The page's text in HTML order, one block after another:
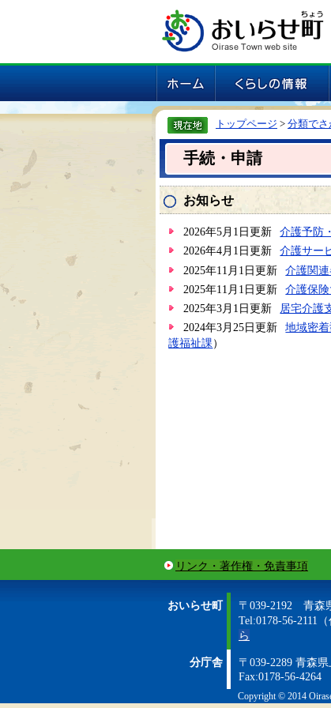
トップページ > 分類でさ
手続・申請
お知らせ
2026年5月1日更新 介護予防
2026年4月1日更新
介護サー
2025年11月1日更新
介護関
2025年11月1日更新
介護保
2025年3月1日更新
居宅介護
2024年3月25日更新
地域密
護福祉課）
リンク・著作権・免責事項
おいらせ町 〒039-2192 青森
Tel:0178-56-2111
ら
分庁舎 〒039-2289 青森
Fax:0178-56-4264
Copyright © 2014